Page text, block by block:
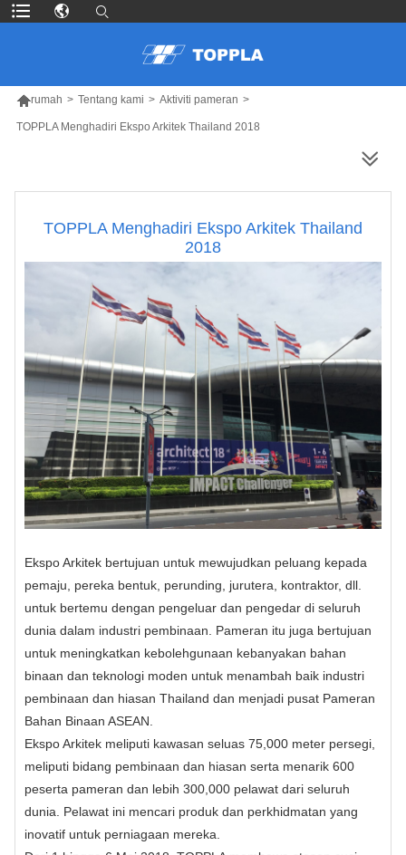
rumah > Tentang kami > Aktiviti pameran >
TOPPLA Menghadiri Ekspo Arkitek Thailand 2018
TOPPLA Menghadiri Ekspo Arkitek Thailand
2018
Ekspo Arkitek bertujuan untuk mewujudkan peluang kepada
pemaju, pereka bentuk, perunding, jurutera, kontraktor, dll.
untuk bertemu dengan pengeluar dan pengedar di seluruh
dunia dalam industri pembinaan. Pameran itu juga bertujuan
untuk meningkatkan kebolehgunaan kebanyakan bahan
binaan dan teknologi moden untuk menambah baik industri
pembinaan dan hiasan Thailand dan menjadi pusat Pameran
Bahan Binaan ASEAN.
Ekspo Arkitek meliputi kawasan seluas 75,000 meter persegi,
meliputi bidang pembinaan dan hiasan serta menarik 600
peserta pameran dan lebih 300,000 pelawat dari seluruh
dunia. Pelawat ini mencari produk dan perkhidmatan yang
inovatif untuk perniagaan mereka.